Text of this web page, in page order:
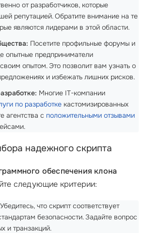
от разработчиков, которые
репутацией. Обратите внимание на те
являются лидерами в этой области.
Посетите профильные форумы и
опытные предприниматели
опытом. Это позволит вам узнать о
и избежать лишних рисков.
Многие IT-компании
по разработке кастомизированных
агентства с положительными отзывами
надежного скрипта
обеспечения клона
следующие критерии:
Убедитесь, что скрипт соответствует
безопасности. Задайте вопрос
и транзакций.